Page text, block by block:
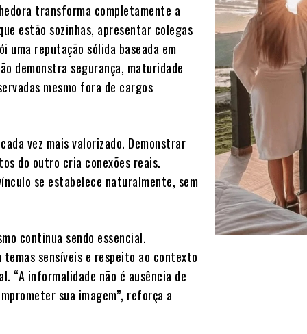
transforma completamente a
estão sozinhas, apresentar colegas
reputação sólida baseada em
demonstra segurança, maturidade
mesmo fora de cargos
vez mais valorizado. Demonstrar
do outro cria conexões reais.
se estabelece naturalmente, sem
continua sendo essencial.
temas sensíveis e respeito ao contexto
“A informalidade não é ausência de
sua imagem”, reforça a